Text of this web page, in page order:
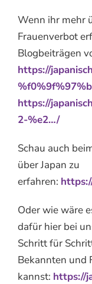
Wenn ihr mehr
Frauenverbot
Blogbeiträgen
https://
https://
2-%e2…/
Schau auch
über Japan zu
erfahren:
Oder wie wäre
dafür hier bei
Schritt für
Bekannten und
kannst: https://